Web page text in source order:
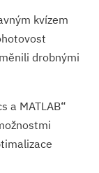
kvízem
drobnými
a MATLAB“